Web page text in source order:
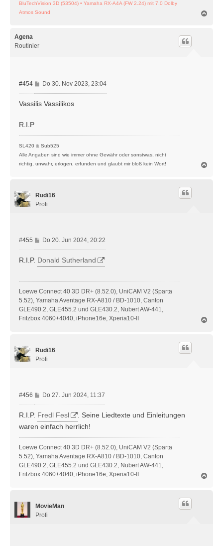
BluTechVision 3D (53504) • Yamaha RX-A4A (FW 2.24) mit 7.0 Dolby
Atmos Sound
Agena
Routinier
#454
B
e
i
g
Do 30. Nov 2023, 23:04
Vassilis Vassilikos
R.I.P
SL420 & Sub525
Alle Angaben sind wie immer ohne Gewähr oder sonstwas, nicht
richtig, unwahr, erlogen, erfunden und glaubt mir bloß kein Wort!
Rudi16
Profi
#455
B
e
i
t
g
Do 20. Jun 2024, 20:22
R.I.P. Donald Sutherland
Loewe Connect 40 3D DR+ (8.52.0), UniCAM V2 (Sparta
5.52), Yamaha Aventage RX-A810 / BD-1010, Canton
GLE490.2, GLE455.2 und GLE430.2, Nubert AW-441,
Fritzbox 4060+4040, iPhone16e, Xperia10-II
Rudi16
Profi
#456
B
e
i
t
r
a
g
Do 27. Jun 2024, 11:37
R.I.P. Fredl Fesl
. Seine Liedtexte und Einleitungen
waren einfach herrlich!
Loewe Connect 40 3D DR+ (8.52.0), UniCAM V2 (Sparta
5.52), Yamaha Aventage RX-A810 / BD-1010, Canton
GLE490.2, GLE455.2 und GLE430.2, Nubert AW-441,
Fritzbox 4060+4040, iPhone16e, Xperia10-II
MovieMan
Profi